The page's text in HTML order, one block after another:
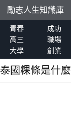
勵志人生知識庫
青春 成功
高三 職場
大學 創業
泰國粿條是什麼